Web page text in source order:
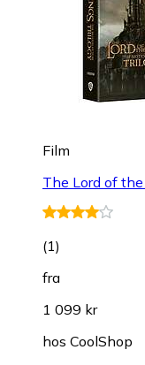
Film
The Lord of
(1)
fra
1 099 kr
hos CoolShop